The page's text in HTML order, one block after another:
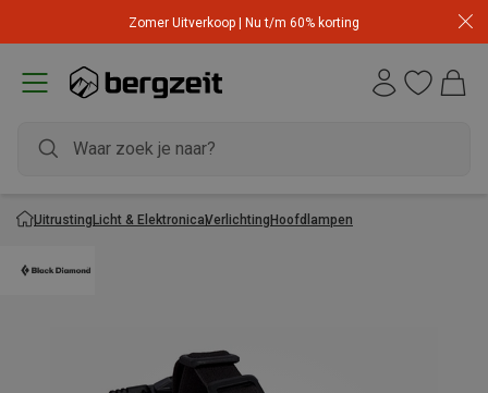
Zomer Uitverkoop | Nu t/m 60% korting
UitrustingLicht & ElektronicaVerlichtingHoofdlampen